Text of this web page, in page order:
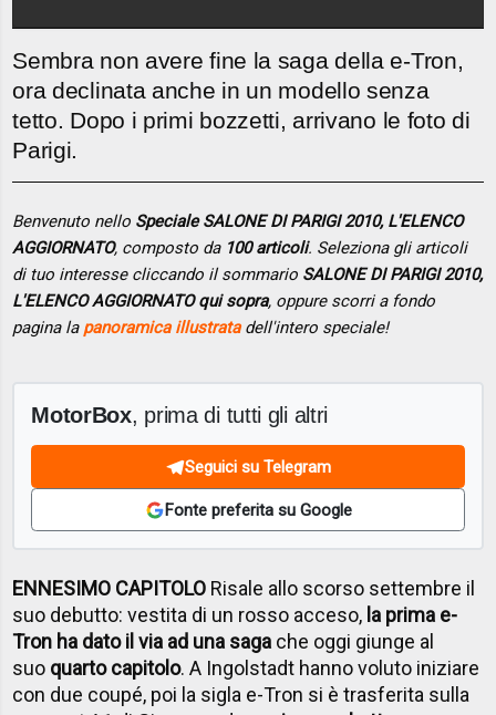
Sembra non avere fine la saga della e-Tron,
ora declinata anche in un modello senza
tetto. Dopo i primi bozzetti, arrivano le foto di
Parigi.
Benvenuto nello Speciale SALONE DI PARIGI 2010, L'ELENCO
AGGIORNATO, composto da 100 articoli. Seleziona gli articoli
di tuo interesse cliccando il sommario SALONE DI PARIGI 2010,
L'ELENCO AGGIORNATO qui sopra, oppure scorri a fondo
pagina la panoramica illustratadell'intero speciale!
MotorBox, prima di tutti gli altri
Seguici su Telegram
Fonte preferita su Google
ENNESIMO CAPITOLO Risale allo scorso settembre il
suo debutto: vestita di un rosso acceso, la prima e-
Tron ha dato il via ad una saga che oggi giunge al
suo quarto capitolo. A Ingolstadt hanno voluto iniziare
con due coupé, poi la sigla e-Tron si è trasferita sulla